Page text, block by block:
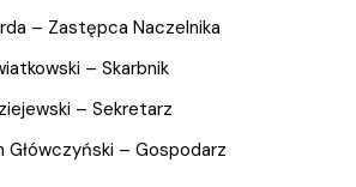
– Zastępca Naczelnika
– Skarbnik
– Sekretarz
Główczyński – Gospodarz